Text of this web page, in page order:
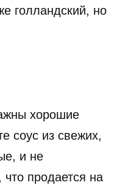
голландский, но
хорошие
соус из свежих,
и не
что продается на